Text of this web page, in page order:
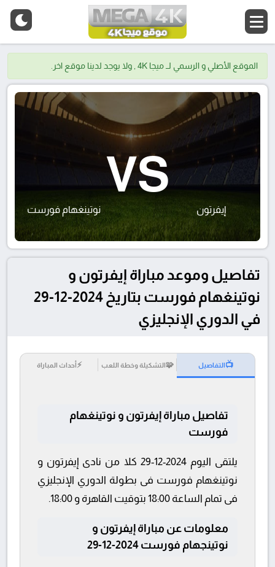
الموقع الأصلي و الرسمي لــ ميجا 4K , ولا يوجد لدينا موقع اخر.
إيفرتون
VS
نوتينغهام فورست
تفاصيل وموعد مباراة إيفرتون و
نوتينغهام فورست بتاريخ 2024-12-29
في الدوري الإنجليزي
📺التفاصيل 🧩التشكيلة وخطة اللعب ⚡أحداث المباراة
تفاصيل مباراة إيفرتون و نوتينغهام
فورست
يلتقى اليوم 2024-12-29 كلا من نادى إيفرتون و
نوتينغهام فورست فى بطولة الدوري الإنجليزي
فى تمام الساعة 18:00 بتوقيت القاهرة و 18:00.
معلومات عن مباراة إيفرتون و
نوتينجهام فورست 2024-12-29